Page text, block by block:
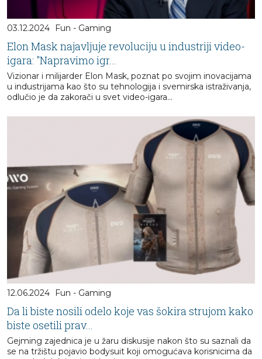
03.12.2024 Fun - Gaming
Elon Mask najavljuje revoluciju u industriji video-
igara: "Napravimo igr...
Vizionar i milijarder Elon Mask, poznat po svojim inovacijama
u industrijama kao što su tehnologija i svemirska istraživanja,
odlučio je da zakorači u svet video-igara...
12.06.2024 Fun - Gaming
Da li biste nosili odelo koje vas šokira strujom kako
biste osetili prav...
Gejming zajednica je u žaru diskusije nakon što su saznali da
se na tržištu pojavio bodysuit koji omogućava korisnicima da